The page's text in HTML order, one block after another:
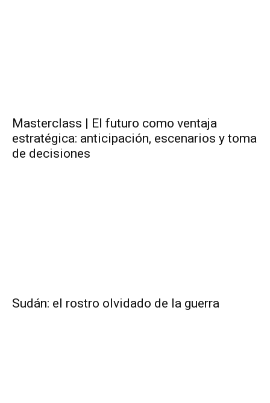
Masterclass | El futuro como ventaja
estratégica: anticipación, escenarios y toma
de decisiones
Sudán: el rostro olvidado de la guerra